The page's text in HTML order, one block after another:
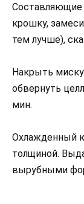
Составляющие
крошку,
тем лучше),
Накрыть
обвернуть
мин.
Охлажденный
толщиной.
вырубными